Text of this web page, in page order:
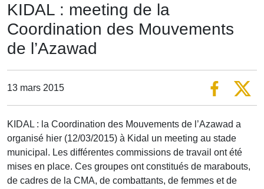
KIDAL : meeting de la
Coordination des Mouvements
de l’Azawad
13 mars 2015
KIDAL : la Coordination des Mouvements de l’Azawad a
organisé hier (12/03/2015) à Kidal un meeting au stade
municipal. Les différentes commissions de travail ont été
mises en place. Ces groupes ont constitués de marabouts,
de cadres de la CMA, de combattants, de femmes et de